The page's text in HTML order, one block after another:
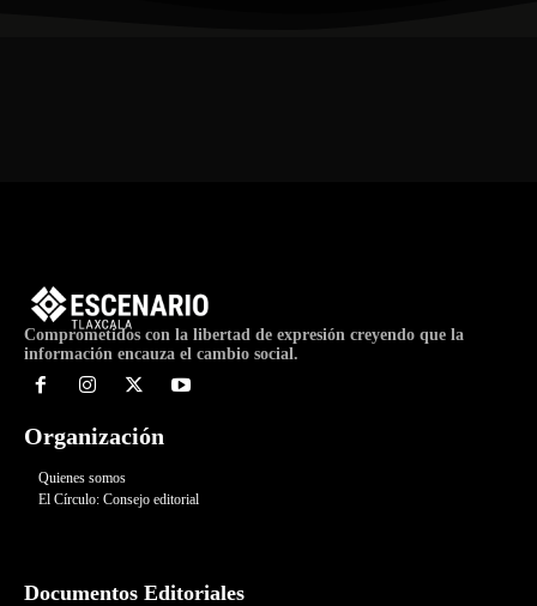
Comprometidos con la libertad de expresión creyendo que la
información encauza el cambio social.
Organización
Quienes somos
El Círculo: Consejo editorial
Documentos Editoriales